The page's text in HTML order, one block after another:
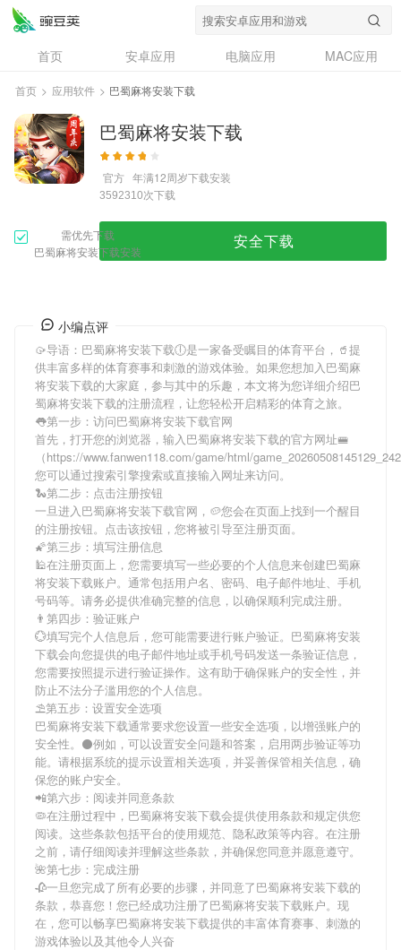
首页 安卓应用 电脑应用
MAC应用
资讯
专题
问答
首页 > 应用软件 > 巴蜀麻将安装下载
巴蜀麻将安装下载
官方 年满12周岁下载安装
3592310次下载
需优先下载
巴蜀麻将安装下载安装
安全下载
小编点评
🥠导语： 巴蜀麻将安装下载🕕是一家备受瞩目的体育平台，🥤提
供丰富多样的体育赛事和刺激的游戏体验。如果您想加入巴蜀麻
将安装下载的大家庭，参与其中的乐趣，本文将为您详细介绍巴
蜀麻将安装下载的注册流程，让您轻松开启精彩的体育之旅。
👅第一步：访问巴蜀麻将安装下载官网
首先，打开您的浏览器，输入巴蜀麻将安装下载的官方网址🚝
（https://www.fanwen118.com/game/html/
您可以通过搜索引擎搜索或直接输入网址来访问。
🐍第二步：点击注册按钮
一旦进入巴蜀麻将安装下载官网，🥔您会在页面上找到一个醒目
的注册按钮。点击该按钮，您将被引导至注册页面。
🌠第三步：填写注册信息
🕌在注册页面上，您需要填写一些必要的个人信息来创建巴蜀麻
将安装下载账户。通常包括用户名、密码、电子邮件地址、手机
号码等。请务必提供准确完整的信息，以确保顺利完成注册。
👨第四步：验证账户
💮填写完个人信息后，您可能需要进行账户验证。 巴蜀麻将安装
下载会向您提供的电子邮件地址或手机号码发送一条验证信息，
您需要按照提示进行验证操作。这有助于确保账户的安全性，并
防止不法分子滥用您的个人信息。
⛱第五步：设置安全选项
巴蜀麻将安装下载通常要求您设置一些安全选项，以增强账户的
安全性。⚫例如，可以设置安全问题和答案，启用两步验证等功
能。请根据系统的提示设置相关选项，并妥善保管相关信息，确
保您的账户安全。
📲第六步：阅读并同意条款
🦠在注册过程中， 巴蜀麻将安装下载会提供使用条款和规定供您
阅读。这些条款包括平台的使用规范、隐私政策等内容。在注册
之前，请仔细阅读并理解这些条款，并确保您同意并愿意遵守。
🌺第七步：完成注册
🥀一旦您完成了所有必要的步骤，并同意了巴蜀麻将安装下载的
条款，恭喜您！您已经成功注册了巴蜀麻将安装下载账户。现
在，您可以畅享巴蜀麻将安装下载提供的丰富体育赛事、刺激的
游戏体验以及其他令人兴奋